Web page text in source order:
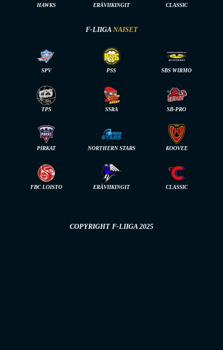
HAWKS ERÄVIIKINGIT CLASSIC
F-LIIGA NAISET
SPV PSS SBS WIRMO
TPS SSRA SB-PRO
PIRKAT NORTHERN STARS KOOVEE
FBC LOISTO ERÄVIIKINGIT CLASSIC
COPYRIGHT F-LIIGA 2025